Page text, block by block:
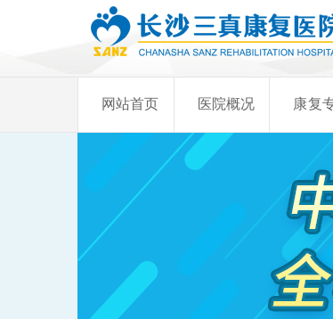
网站首页 医院概况 康复